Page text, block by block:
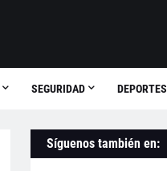
SEGURIDAD DEPORTES
Síguenos también en: